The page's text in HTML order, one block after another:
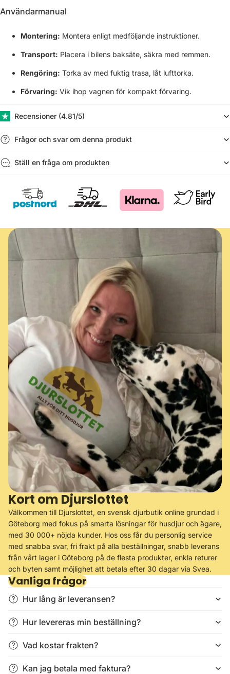
Användarmanual
Montering: Montera enligt medföljande instruktioner.
Transport: Placera i bilens baksäte, säkra med remmen.
Rengöring: Torka av med fuktig trasa, låt lufttorka.
Förvaring: Vik ihop vagnen för kompakt förvaring.
Recensioner (​4.81/5)
Frågor och svar om denna produkt
Ställ en fråga om produkten
Kort om Djurslottet
Välkommen till Djurslottet, en svensk djurbutik online grundad i
Göteborg med fokus på smarta lösningar för husdjur och ägare,
med 30 000+ nöjda kunder. Hos oss får du personlig service
med snabba svar, fri frakt på alla beställningar, snabb leverans
från vårt lager i Göteborg på de flesta produkter, enkla returer
och byten samt möjlighet att betala efter 30 dagar via Svea.
Vanliga frågor
Hur lång är leveransen?
Hur levereras min beställning?
Vad kostar frakten?
Kan jag betala med faktura?